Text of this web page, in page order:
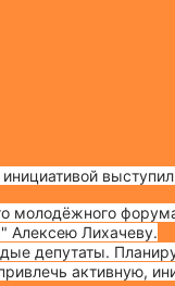
молодёжного
Алексею Лихачеву.
депутаты.
активную,